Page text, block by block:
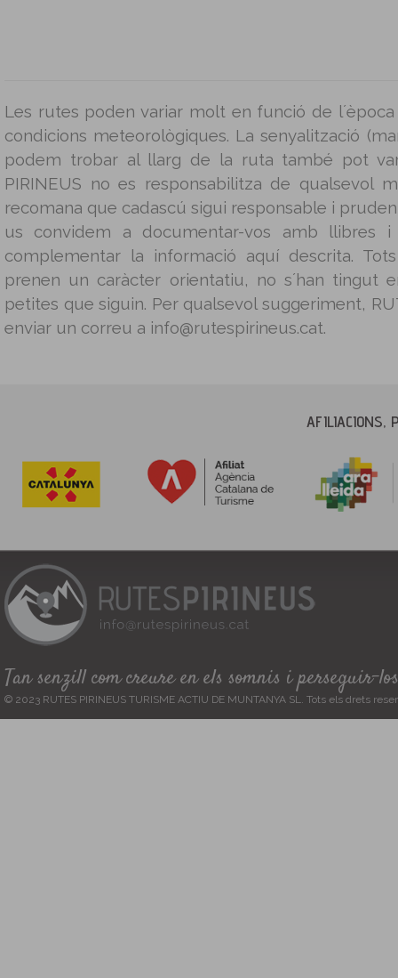
Les rutes poden variar molt en funció de
condicions meteorològiques. La senyalització
podem trobar al llarg de la ruta també pot
PIRINEUS no es responsabilitza de qualsevol
recomana que cadascú sigui responsable i
us convidem a documentar-vos amb llibres i
complementar la informació aquí descrita.
prenen un caràcter orientatiu, no s´han tingut
petites que siguin. Per qualsevol suggeriment,
enviar un correu a info@rutespirineus.cat.
AFILIACIONS,
Tan senzill com creure en els somnis i perseguir-los
© 2023 RUTES PIRINEUS TURISME ACTIU DE MUNTANYA SL. Tots els drets